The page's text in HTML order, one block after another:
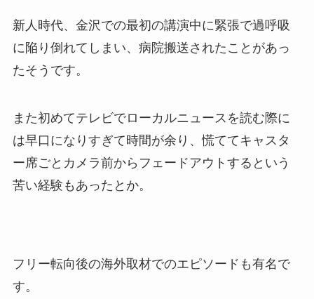
新人時代、金沢での最初の講演中に緊張で過呼吸
に陥り倒れてしまい、病院搬送されたことがあっ
たそうです。
また初めてテレビでローカルニュースを読む際に
は早口になりすぎて時間が余り、慌ててキャスタ
ー席ごとカメラ前からフェードアウトするという
苦い経験もあったとか。
フリー転向後の海外取材でのエピソードも有名で
す。